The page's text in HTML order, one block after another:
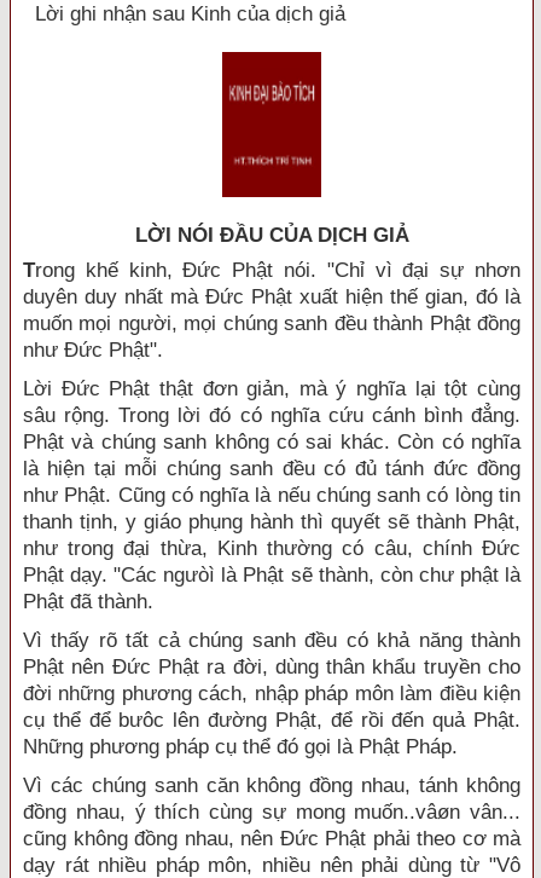
Lời ghi nhận sau Kinh của dịch giả
LỜI NÓI ÐẦU CỦA DỊCH GIẢ
Trong khế kinh, Đức Phật nói. "Chỉ vì đại sự nhơn
duyên duy nhất mà Đức Phật xuất hiện thế gian, đó là
muốn mọi người, mọi chúng sanh đều thành Phật đồng
như Đức Phật".
Lời Đức Phật thật đơn giản, mà ý nghĩa lại tột cùng
sâu rộng. Trong lời đó có nghĩa cứu cánh bình đẳng.
Phật và chúng sanh không có sai khác. Còn có nghĩa
là hiện tại mỗi chúng sanh đều có đủ tánh đức đồng
như Phật. Cũng có nghĩa là nếu chúng sanh có lòng tin
thanh tịnh, y giáo phụng hành thì quyết sẽ thành Phật,
như trong đại thừa, Kinh thường có câu, chính Đức
Phật dạy. "Các ngưòì là Phật sẽ thành, còn chư phật là
Phật đã thành.
Vì thấy rõ tất cả chúng sanh đều có khả năng thành
Phật nên Đức Phật ra đời, dùng thân khẩu truyền cho
đời những phương cách, nhập pháp môn làm điều kiện
cụ thể để bưôc lên đường Phật, để rồi đến quả Phật.
Những phương pháp cụ thể đó gọi là Phật Pháp.
Vì các chúng sanh căn không đồng nhau, tánh không
đồng nhau, ý thích cùng sự mong muốn..vâøn vân...
cũng không đồng nhau, nên Đức Phật phải theo cơ mà
dạy rát nhiều pháp môn, nhiều nên phải dùng từ "Vô